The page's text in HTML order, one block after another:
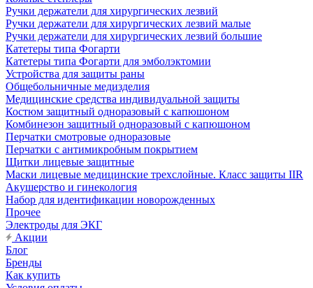
Ручки держатели для хирургических лезвий
Ручки держатели для хирургических лезвий малые
Ручки держатели для хирургических лезвий большие
Катетеры типа Фогарти
Катетеры типа Фогарти для эмболэктомии
Устройства для защиты раны
Общебольничные медизделия
Медицинские средства индивидуальной защиты
Костюм защитный одноразовый с капюшоном
Комбинезон защитный одноразовый с капюшоном
Перчатки смотровые одноразовые
Перчатки с антимикробным покрытием
Щитки лицевые защитные
Маски лицевые медицинские трехслойные. Класс защиты IIR
Акушерство и гинекология
Набор для идентификации новорожденных
Прочее
Электроды для ЭКГ
Акции
Блог
Бренды
Как купить